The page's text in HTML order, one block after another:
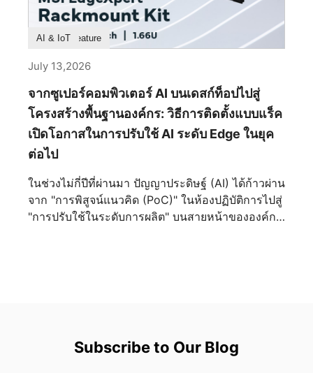
สาย ทุกพื้นผิว และทุกการหักเหของแสงได้รับการ
ไตร่ตรองมาเป็นอย่างดี เพื่อสร้างสรรค์รูปทรงที่ดูเหนือ
กาลเวลามากกว่าที่จะวิ่งตามกระแส ผลลัพธ์ที่ได้จึง
เป็นมากกว่าเคสพีซีระดับพรีเมียม แต่มันคือการ
โครงสร้างและความสุนทรียภาพหลอมรวมเข้าด้วยกัน
จนแยกออกจากกันไม่ได้ จุดเริ่มต้นแห่งความสมดุลอัน
สมบูรณ์แบบ ตลอดหน้าประวัติศาสตร์ ความสมมาตร
เป็นตัวแทนของความมั่นคง ความเป็นระเบียบ
เรียบร้อย และความยั่งยืน นับตั้งแต่วสถาปัตยกรรม
คลาสสิกไปจนถึงการออกแบบอุตสาหกรรมสมัยใหม่
สายตามนุษย์มักจะดึงดูดเข้าหาองค์ประกอบที่มีความ
สมดุลโดยสัญชาตญาณ MEG MAESTRO 900R นำ
ด้วยการตัดสิ่งรบกวนทางสายตาที่ไม่จำเป็นออกไป
Product Feature
AI & IoT
July 13,2026
จากซูเปอร์คอมพิวเตอร์ AI บนเดสก์ท็อปไปสู่
โครงสร้างพื้นฐานองค์กร: วิธีการติดตั้งแบบแร็ค
เปิดโอกาสในการปรับใช้ AI ระดับ Edge ในยุค
ต่อไป
ในช่วงไม่กี่ปีที่ผ่านมา ปัญญาประดิษฐ์ (AI) ได้ก้าวผ่าน
จาก "การพิสูจน์แนวคิด (PoC)" ในห้องปฏิบัติการไปสู่
"การปรับใช้ในระดับการผลิต" บนสายหน้าขององค์กร
เผชิญกับความท้าทายที่เป็นจริงและเกี่ยวข้องกับปัญหา
Subscribe to Our Blog